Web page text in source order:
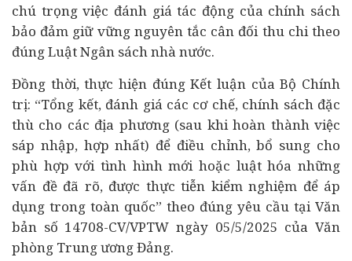
chú trọng việc đánh giá tác động của chính sách
bảo đảm giữ vững nguyên tắc cân đối thu chi theo
đúng Luật Ngân sách nhà nước.
Đồng thời, thực hiện đúng Kết luận của Bộ Chính
trị: “Tổng kết, đánh giá các cơ chế, chính sách đặc
thù cho các địa phương (sau khi hoàn thành việc
sáp nhập, hợp nhất) để điều chỉnh, bổ sung cho
phù hợp với tình hình mới hoặc luật hóa những
vấn đề đã rõ, được thực tiễn kiểm nghiệm để áp
dụng trong toàn quốc” theo đúng yêu cầu tại Văn
bản số 14708-CV/VPTW ngày 05/5/2025 của Văn
phòng Trung ương Đảng.